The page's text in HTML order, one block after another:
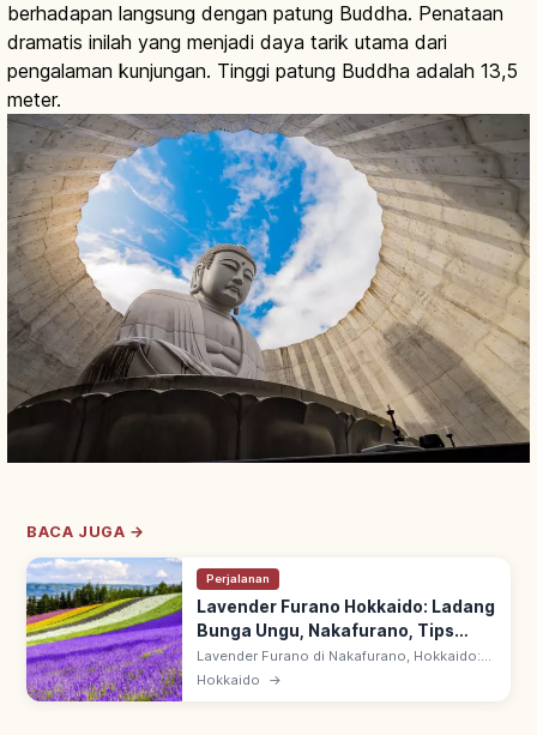
berhadapan langsung dengan patung Buddha. Penataan
dramatis inilah yang menjadi daya tarik utama dari
pengalaman kunjungan. Tinggi patung Buddha adalah 13,5
meter.
BACA JUGA →
Perjalanan
Lavender Furano Hokkaido: Ladang
Bunga Ungu, Nakafurano, Tips
Berkunjung
Lavender Furano di Nakafurano, Hokkaido:
hamparan bunga ungu cerah destinasi
Hokkaido →